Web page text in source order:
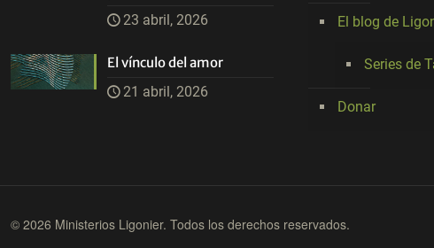
23 abril, 2026
El vínculo del amor
21 abril, 2026
El blog de
Series de
Donar
© 2026 Ministerios Ligonier. Todos los derechos reservados.